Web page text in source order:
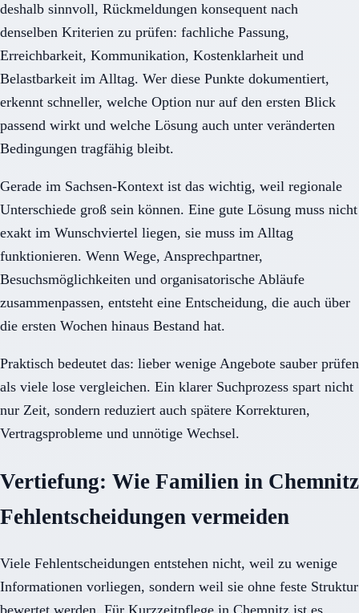
deshalb sinnvoll, Rückmeldungen konsequent nach
denselben Kriterien zu prüfen: fachliche Passung,
Erreichbarkeit, Kommunikation, Kostenklarheit und
Belastbarkeit im Alltag. Wer diese Punkte dokumentiert,
erkennt schneller, welche Option nur auf den ersten Blick
passend wirkt und welche Lösung auch unter veränderten
Bedingungen tragfähig bleibt.
Gerade im Sachsen-Kontext ist das wichtig, weil regionale
Unterschiede groß sein können. Eine gute Lösung muss nicht
exakt im Wunschviertel liegen, sie muss im Alltag
funktionieren. Wenn Wege, Ansprechpartner,
Besuchsmöglichkeiten und organisatorische Abläufe
zusammenpassen, entsteht eine Entscheidung, die auch über
die ersten Wochen hinaus Bestand hat.
Praktisch bedeutet das: lieber wenige Angebote sauber prüfen
als viele lose vergleichen. Ein klarer Suchprozess spart nicht
nur Zeit, sondern reduziert auch spätere Korrekturen,
Vertragsprobleme und unnötige Wechsel.
Vertiefung: Wie Familien in Chemnitz
Fehlentscheidungen vermeiden
Viele Fehlentscheidungen entstehen nicht, weil zu wenige
Informationen vorliegen, sondern weil sie ohne feste Struktur